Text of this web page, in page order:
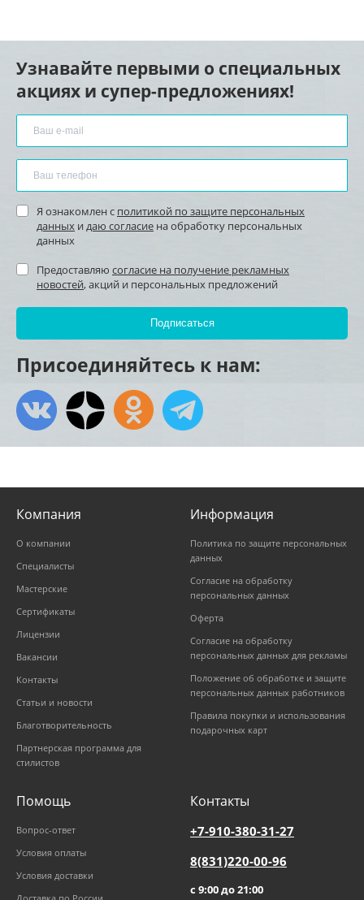
Узнавайте первыми о специальных
акциях и супер-предложениях!
Я ознакомлен с политикой по защите персональных
данных и даю согласие на обработку персональных
данных
Предоставляю согласие на получение рекламных
новостей, акций и персональных предложений
Присоединяйтесь к нам:
Компания
О компании
Специалисты
Мастерские
Сертификаты
Лицензии
Вакансии
Контакты
Статьи и новости
Благотворительность
Партнерская программа для
стилистов
Информация
Политика по защите персональных
данных
Согласие на обработку
персональных данных
Оферта
Согласие на обработку
персональных данных для рекламы
Положение об обработке и защите
персональных данных работников
Правила покупки и использования
подарочных карт
Помощь
Вопрос-ответ
Условия оплаты
Условия доставки
Контакты
+7-910-380-31-27
8(831)220-00-96
с 9:00 до 21:00